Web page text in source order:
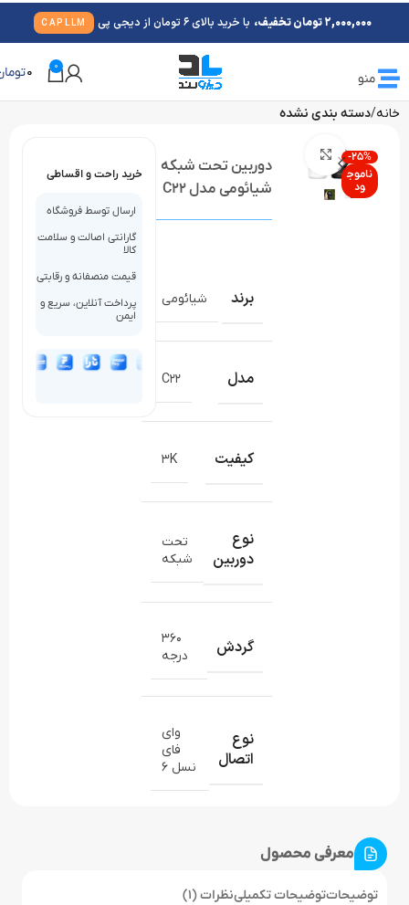
منو
0
0
خانه دسته بندی نشده
-25%
ناموج
ود
دوربین تحت شبکه
شیائومی مدل C22
برند شیائومی
مدل C22
کیفیت 3K
نوع
دوربین
تحت
شبکه
گردش
۳۶۰
درجه
نوع
اتصال
وای
فای
نسل ۶
خرید راحت و اقساطی
ارسال توسط فروشگاه
گارانتی اصالت و سلامت
کالا
قیمت منصفانه و رقابتی
پرداخت آنلاین، سریع و
ایمن
معرفی محصول
توضیحاتتوضیحات تکمیلینظرات (1)
2,000,000 تومان تخفیف، با خرید بالای 6 تومان از دیجی پی CAPLLM